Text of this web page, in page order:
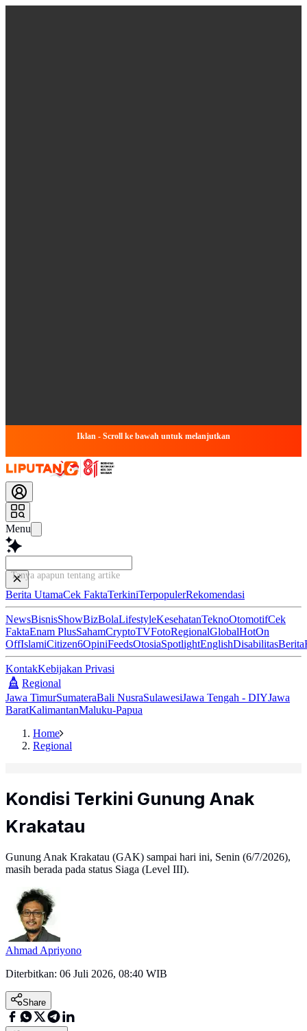
Iklan - Scroll ke bawah untuk melanjutkan
Menu
Tanya apapun tentang artikel ini...
Berita UtamaCek FaktaTerkiniTerpopulerRekomendasi
NewsBisnisShowBizBolaLifestyleKesehatanTeknoOtomotifCek
FaktaEnam PlusSahamCryptoTVFotoRegionalGlobalHotOn
OffIslamiCitizen6OpiniFeedsOtosiaSpotlightEnglishDisabilitasBerita
KontakKebijakan Privasi
Regional
Jawa TimurSumateraBali NusraSulawesiJawa Tengah - DIYJawa
BaratKalimantanMaluku-Papua
Home
Regional
Kondisi Terkini Gunung Anak
Krakatau
Gunung Anak Krakatau (GAK) sampai hari ini, Senin (6/7/2026),
masih berada pada status Siaga (Level III).
Ahmad Apriyono
Diterbitkan: 06 Juli 2026, 08:40 WIB
Share